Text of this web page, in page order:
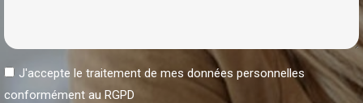
J'accepte le traitement de mes données personnelles
conformément au RGPD